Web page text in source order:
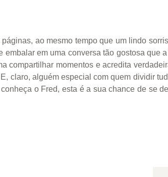
ao mesmo tempo que um lindo
em uma conversa tão gostosa que
compartilhar momentos e acredita
claro, alguém especial com quem dividir
o Fred, esta é a sua chance de se